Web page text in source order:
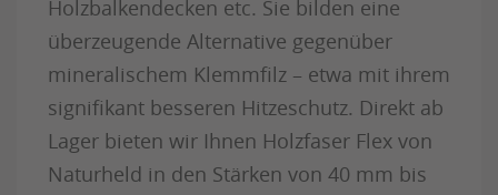
Holzbalkendecken etc. Sie bilden eine
überzeugende Alternative gegenüber
mineralischem Klemmfilz – etwa mit ihrem
signifikant besseren Hitzeschutz. Direkt ab
Lager bieten wir Ihnen Holzfaser Flex von
Naturheld in den Stärken von 40 mm bis